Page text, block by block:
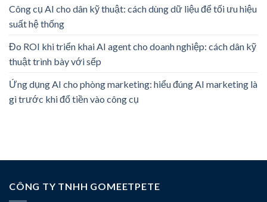
Công cụ AI cho dân kỹ thuật: cách dùng dữ liệu để tối ưu hiệu
suất hệ thống
Đo ROI khi triển khai AI agent cho doanh nghiệp: cách dân kỹ
thuật trình bày với sếp
Ứng dụng AI cho phòng marketing: hiểu đúng AI marketing là
gì trước khi đổ tiền vào công cụ
CÔNG TY TNHH GOMEETPETE